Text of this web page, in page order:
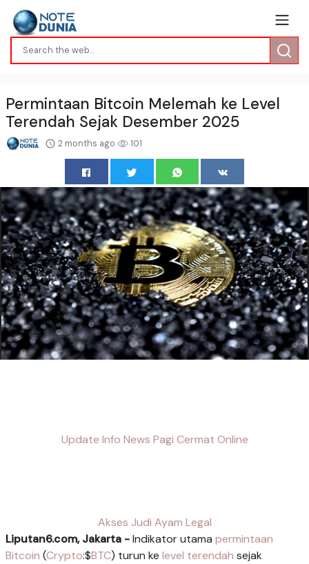
Permintaan Bitcoin Melemah ke Level
Terendah Sejak Desember 2025
2 months ago 101
Update Info News Pagi Cermat Online
Akses Judi Ayam Legal
Liputan6.com, Jakarta -Indikator utama permintaan
Bitcoin (Crypto:$BTC) turun ke level terendah sejak